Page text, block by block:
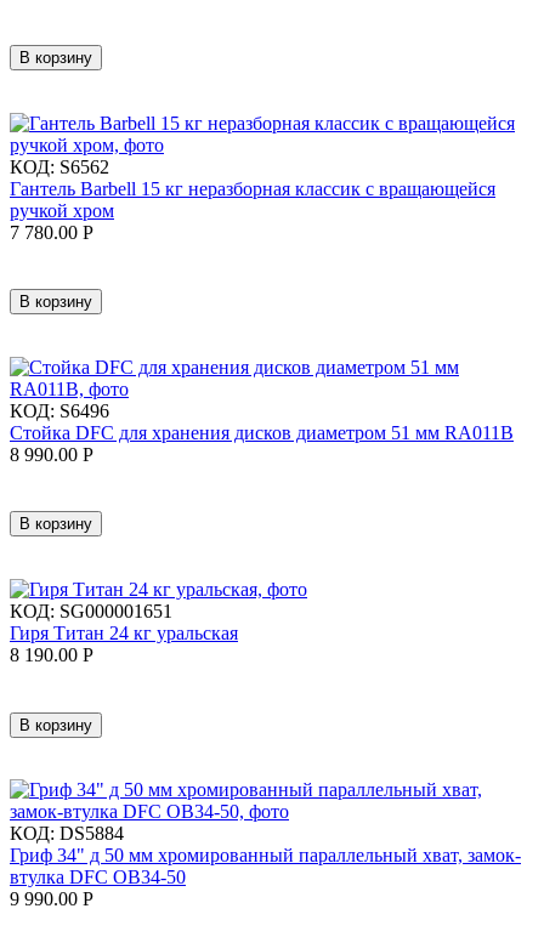
В корзину
КОД: S6562
Гантель Barbell 15 кг неразборная классик с вращающейся
ручкой хром
7 780.00 Р
В корзину
КОД: S6496
Стойка DFC для хранения дисков диаметром 51 мм RA011B
8 990.00 Р
В корзину
КОД: SG000001651
Гиря Титан 24 кг уральская
8 190.00 Р
В корзину
КОД: DS5884
Гриф 34" д 50 мм хромированный параллельный хват, замок-
втулка DFC OB34-50
9 990.00 Р